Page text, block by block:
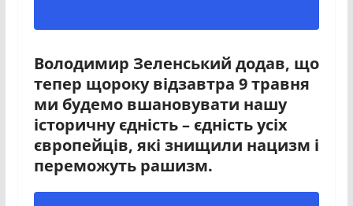
Володимир Зеленський додав, що
тепер щороку відзавтра 9 травня
ми будемо вшановувати нашу
історичну єдність – єдність усіх
європейців, які знищили нацизм і
переможуть рашизм.